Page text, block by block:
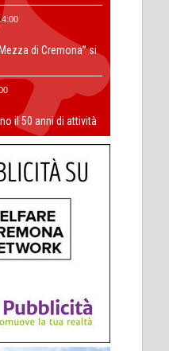
di Cremona” si
il 50 anni di attività